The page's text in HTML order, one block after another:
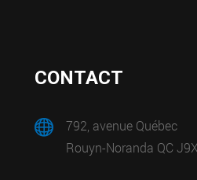
CONTACT
792, avenue Québec
Rouyn-Noranda QC